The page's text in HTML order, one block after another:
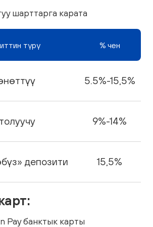
шарттарга карата
түрү % чен
5.5%-15,5%
9%-14%
депозити 15,5%
банктык карты